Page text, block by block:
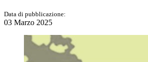
Data di pubblicazione:
03 Marzo 2025